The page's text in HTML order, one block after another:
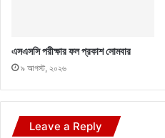
এসএসসি পরীক্ষার ফল প্রকাশ সোমবার
৯ আগস্ট, ২০২৬
Leave a Reply